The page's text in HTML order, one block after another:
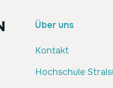
Über uns
Kontakt
Hochschule